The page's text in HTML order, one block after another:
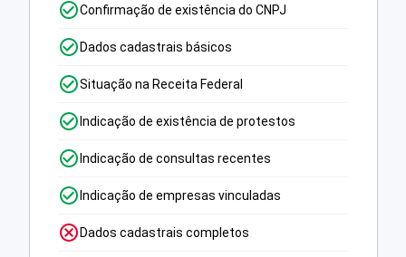
Confirmação de existência do CNPJ
Dados cadastrais básicos
Situação na Receita Federal
Indicação de existência de protestos
Indicação de consultas recentes
Indicação de empresas vinculadas
Dados cadastrais completos